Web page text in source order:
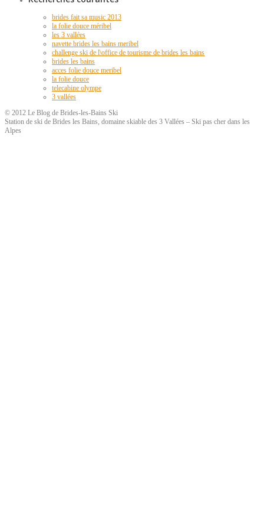
brides fait sa music 2013
la folie douce méribel
les 3 vallées
navette brides les bains meribel
challenge ski de l\office de tourisme de brides les bains
brides les bains
acces folie douce meribel
la folie douce
telecabine olympe
3 vallées
© 2012 Le Blog de Brides-les-Bains Ski
Station de ski de Brides les Bains, domaine skiable des 3 Vallées – Ski pas cher dans les
Alpes